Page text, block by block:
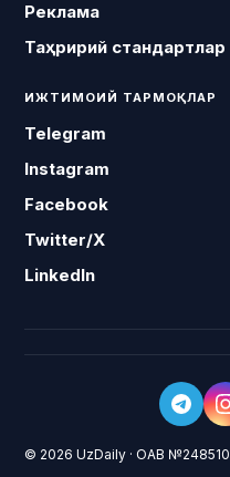
Реклама
Таҳририй стандартлар
ИЖТИМОИЙ ТАРМОҚЛАР
Telegram
Instagram
Facebook
Twitter/X
LinkedIn
© 2026 UzDaily · ОАВ №248510